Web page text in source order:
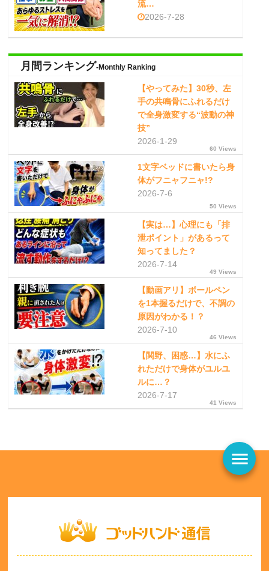
流…
2026-7-28
月間ランキング-Monthly Ranking
【やってみた】30秒、左
手の共鳴骨にふれるだけ
で全身激変する“波動の神
技”
2026-1-29
60 Views
1文字ベッドに書いたら身
体がフニャフニャ!?
2026-7-6
50 Views
【実は…】心理にも「排
泄ポイント」があるって
知ってました？
2026-7-14
49 Views
【動画アリ】ボールペン
を1本握るだけで、不調の
原因がわかる！？
2026-7-10
46 Views
【関野、困惑…】水にふ
れただけで身体がユルユ
ルに…？
2026-7-17
41 Views
menu